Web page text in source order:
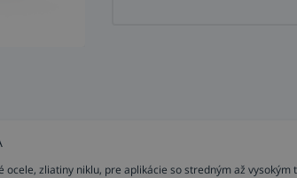
zliatiny niklu, pre aplikácie so stredným až vysokým